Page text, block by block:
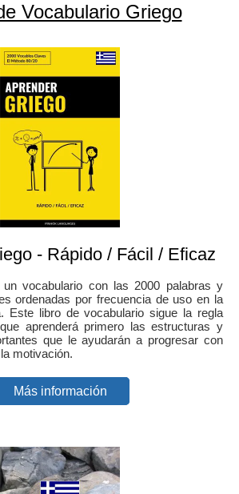
Vocabulario Griego
- Rápido / Fácil / Eficaz
un vocabulario con las 2000 palabras y
ordenadas por frecuencia de uso en la
Este libro de vocabulario sigue la regla
aprenderá primero las estructuras y
que le ayudarán a progresar con
motivación.
Más información